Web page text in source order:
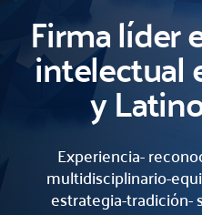
Firma líder
intelectual
y
Experiencia-
multidisciplinario-
estrategia-tradición-